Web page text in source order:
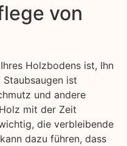
von
Holzbodens ist, Ihn
Staubsaugen ist
und andere
mit der Zeit
die verbleibende
dazu führen, dass